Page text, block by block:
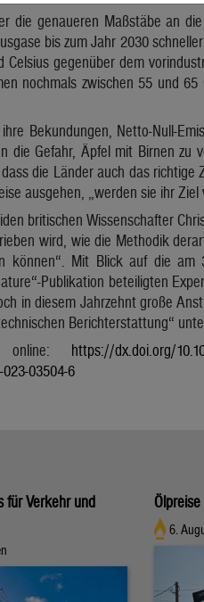
die genaueren Maßstäbe an
bis zum Jahr 2030
gegenüber dem
nochmals zwischen 55 und
Bekundungen, Netto-Null-
die Gefahr, Äpfel mit Birnen zu
die Länder auch das
ausgehen, „werden sie ihr
britischen Wissenschafter
wird, wie die Methodik
können“. Mit Blick auf die am
Publikation beteiligten
in diesem Jahrzehnt große
Berichterstattung“
online: https://dx.doi.org/
03504-6
für Verkehr und
6.